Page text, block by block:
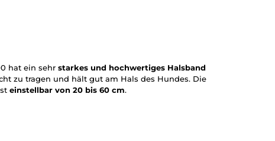
hat ein sehr starkes und hochwertiges Halsband
zu tragen und hält gut am Hals des Hundes. Die
einstellbar von 20 bis 60 cm.